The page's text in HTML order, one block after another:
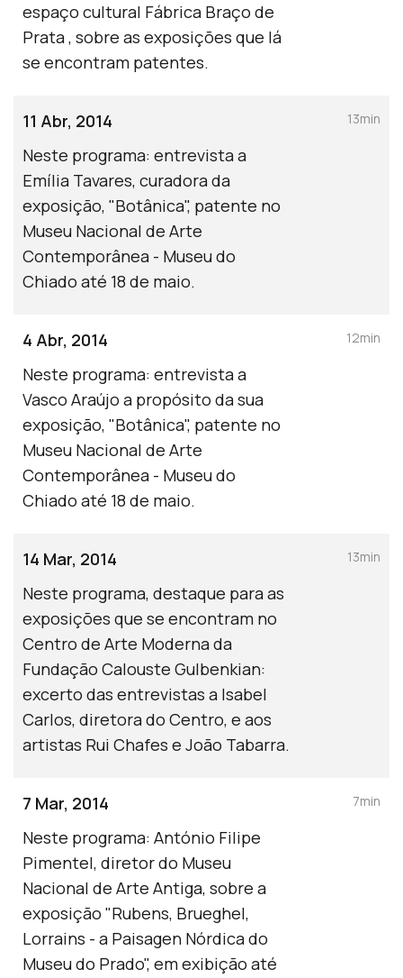
espaço cultural Fábrica Braço de
Prata , sobre as exposições que lá
se encontram patentes.
11 Abr, 2014
Neste programa: entrevista a
Emília Tavares, curadora da
exposição, "Botânica", patente no
Museu Nacional de Arte
Contemporânea - Museu do
Chiado até 18 de maio.
13min
4 Abr, 2014
Neste programa: entrevista a
Vasco Araújo a propósito da sua
exposição, "Botânica", patente no
Museu Nacional de Arte
Contemporânea - Museu do
Chiado até 18 de maio.
12min
14 Mar, 2014
Neste programa, destaque para as
exposições que se encontram no
Centro de Arte Moderna da
Fundação Calouste Gulbenkian:
excerto das entrevistas a Isabel
Carlos, diretora do Centro, e aos
artistas Rui Chafes e João Tabarra.
13min
7 Mar, 2014
Neste programa: António Filipe
Pimentel, diretor do Museu
Nacional de Arte Antiga, sobre a
exposição "Rubens, Brueghel,
Lorrains - a Paisagen Nórdica do
Museu do Prado", em exibição até
7min